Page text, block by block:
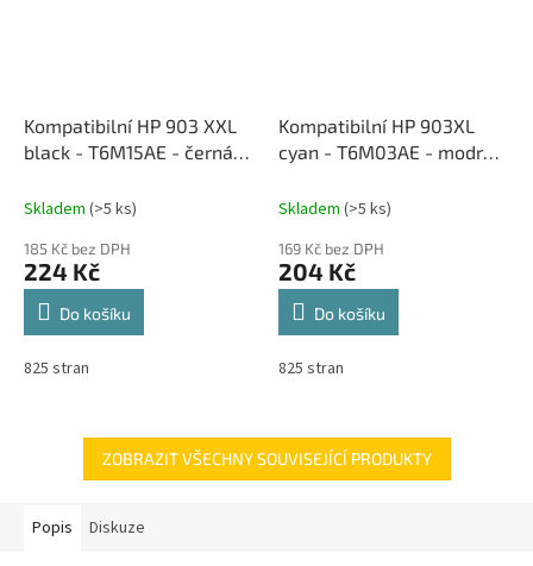
Kompatibilní HP 903 XXL
black - T6M15AE - černá
Skladem (>5 ks)
185 Kč bez DPH
224 Kč
Do košíku
825 stran
Kompatibilní HP 903XL
cyan - T6M03AE - modrá
Skladem (>5 ks)
169 Kč bez DPH
204 Kč
Do košíku
825 stran
ZOBRAZIT VŠECHNY SOUVISEJÍCÍ PRODUKTY
Popis Diskuze